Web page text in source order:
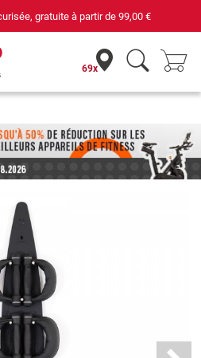
gratuite à partir de99,00 €
69x